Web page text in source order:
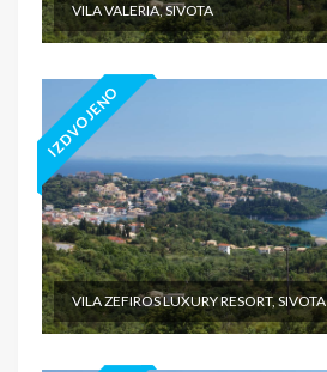
VILA VALERIA, SIVOTA
IZDVOJENO
VILA ZEFIROS LUXURY RESORT, SIVOTA